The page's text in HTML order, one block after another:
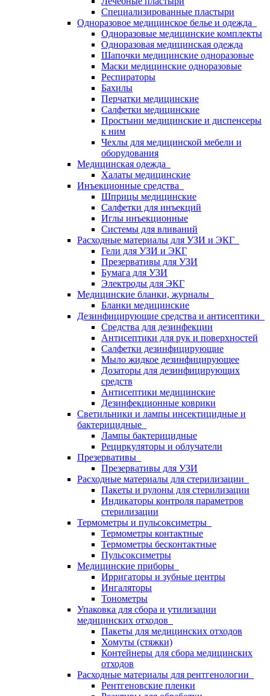
Специализированные пластыри
Одноразовое медицинское белье и одежда
Одноразовые медицинские комплекты
Одноразовая медицинская одежда
Шапочки медицинские одноразовые
Маски медицинские одноразовые
Респираторы
Бахилы
Перчатки медицинские
Салфетки медицинские
Простыни медицинские и диспенсеры
к ним
Чехлы для медицинской мебели и
оборудования
Медицинская одежда
Халаты медицинские
Инъекционные средства
Шприцы медицинские
Салфетки для инъекций
Иглы инъекционные
Системы для вливаний
Расходные материалы для УЗИ и ЭКГ
Гели для УЗИ и ЭКГ
Презервативы для УЗИ
Бумага для УЗИ
Электроды для ЭКГ
Медицинские бланки, журналы
Бланки медицинские
Дезинфицирующие средства и антисептики
Средства для дезинфекции
Антисептики для рук и поверхностей
Салфетки дезинфицирующие
Мыло жидкое дезинфицирующее
Дозаторы для дезинфицирующих
средств
Антисептики медицинские
Дезинфекционные коврики
Светильники и лампы инсектицидные и
бактерицидные
Лампы бактерицидные
Рециркуляторы и облучатели
Презервативы
Презервативы для УЗИ
Расходные материалы для стерилизации
Пакеты и рулоны для стерилизации
Индикаторы контроля параметров
стерилизации
Термометры и пульсоксиметры
Термометры контактные
Термометры бесконтактные
Пульсоксиметры
Медицинские приборы
Ирригаторы и зубные центры
Ингаляторы
Тонометры
Упаковка для сбора и утилизации
медицинских отходов
Пакеты для медицинских отходов
Хомуты (стяжки)
Контейнеры для сбора медицинских
отходов
Расходные материалы для рентгенологии
Рентгеновские пленки